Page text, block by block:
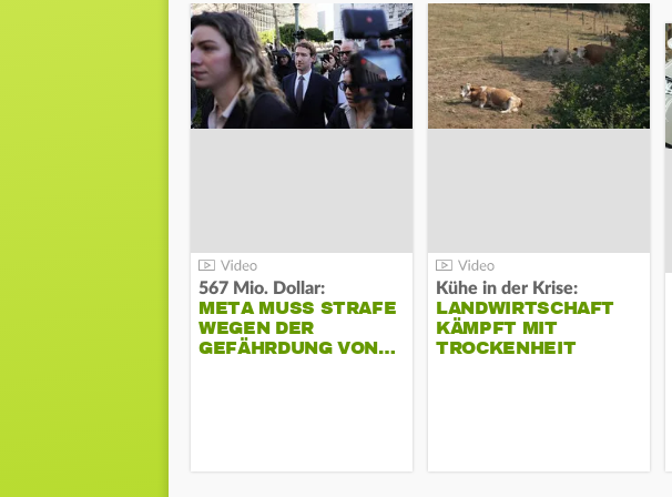
567 Mio. Dollar:
META MUSS STRAFE
WEGEN DER
GEFÄHRDUNG VON…
Kühe in der Krise:
LANDWIRTSCHAFT
KÄMPFT MIT
TROCKENHEIT